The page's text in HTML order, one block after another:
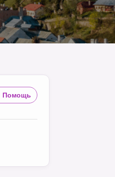
Помощь